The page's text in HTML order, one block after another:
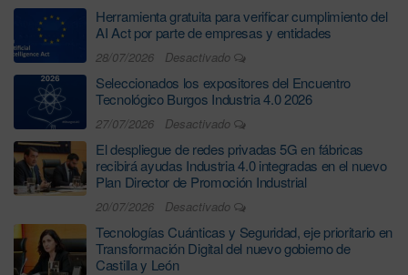
Herramienta gratuita para verificar cumplimiento del
AI Act por parte de empresas y entidades
28/07/2026 Desactivado
Seleccionados los expositores del Encuentro
Tecnológico Burgos Industria 4.0 2026
27/07/2026 Desactivado
El despliegue de redes privadas 5G en fábricas
recibirá ayudas Industria 4.0 integradas en el nuevo
Plan Director de Promoción Industrial
20/07/2026 Desactivado
Tecnologías Cuánticas y Seguridad, eje prioritario en
Transformación Digital del nuevo gobierno de
Castilla y León